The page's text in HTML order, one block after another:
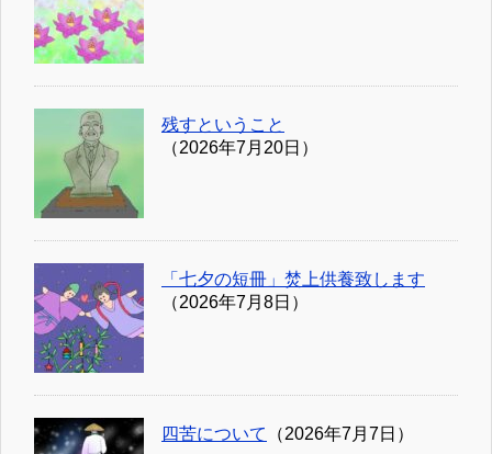
残すということ
（2026年7月20日）
「七夕の短冊」焚上供養致します
（2026年7月8日）
四苦について （2026年7月7日）